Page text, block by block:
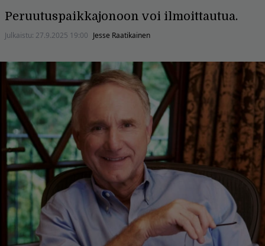
Peruutuspaikkajonoon voi ilmoittautua.
Julkaistu: 27.9.2025 19:00 Jesse Raatikainen